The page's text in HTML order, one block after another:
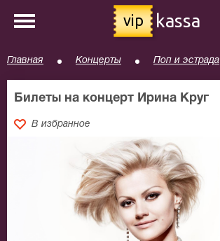
vip kassa
Главная Концерты Поп и эстрада
Билеты на концерт Ирина Круг
В избранное